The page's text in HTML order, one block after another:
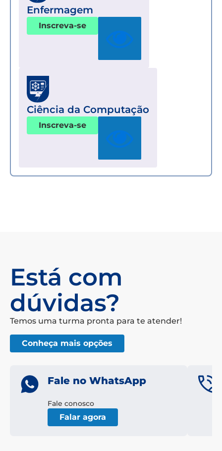
Enfermagem
Inscreva-se
Ciência da Computação
Inscreva-se
Está com
dúvidas?
Temos uma turma pronta para te atender!
Conheça mais opções
Fale no WhatsApp
Fale conosco
Falar agora